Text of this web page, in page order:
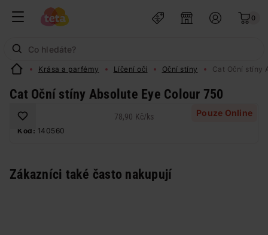
0
Krása a parfémy Líčení očí Oční stíny Cat Oční stíny
Cat Oční stíny Absolute Eye Colour 750
Pouze Online
78,90 Kč/ks
Kód: 140560
Zákazníci také často nakupují